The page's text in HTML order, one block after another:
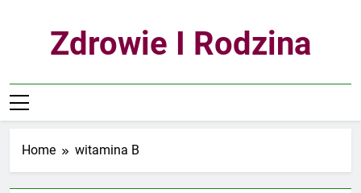
Zdrowie I Rodzina
Home witamina B